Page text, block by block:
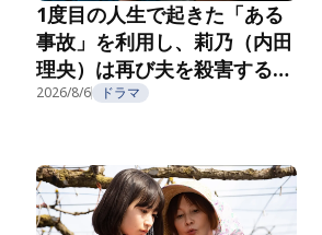
1度目の人生で起きた「ある
事故」を利用し、莉乃（内田
理央）は再び夫を殺害する
『夫を殺したはずなのに』第
2026/8/6 ドラマ